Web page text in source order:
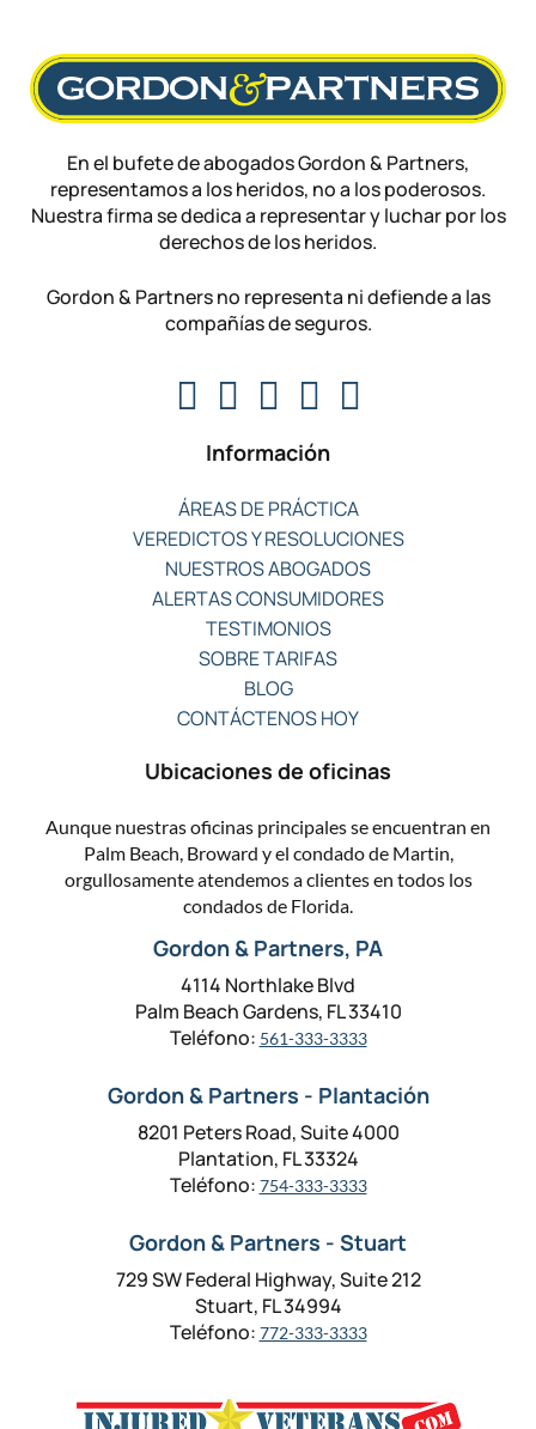
En el bufete de abogados Gordon & Partners,
representamos a los heridos, no a los poderosos.
Nuestra firma se dedica a representar y luchar por los
derechos de los heridos.
Gordon & Partners no representa ni defiende a las
compañías de seguros.
Información
ÁREAS DE PRÁCTICA
VEREDICTOS Y RESOLUCIONES
NUESTROS ABOGADOS
ALERTAS CONSUMIDORES
TESTIMONIOS
SOBRE TARIFAS
BLOG
CONTÁCTENOS HOY
Ubicaciones de oficinas
Aunque nuestras oficinas principales se encuentran en
Palm Beach, Broward y el condado de Martin,
orgullosamente atendemos a clientes en todos los
condados de Florida.
Gordon & Partners, PA
4114 Northlake Blvd
Palm Beach Gardens, FL 33410
Teléfono: 561-333-3333
Gordon & Partners - Plantación
8201 Peters Road, Suite 4000
Plantation, FL 33324
Teléfono: 754-333-3333
Gordon & Partners - Stuart
729 SW Federal Highway, Suite 212
Stuart, FL 34994
Teléfono: 772-333-3333